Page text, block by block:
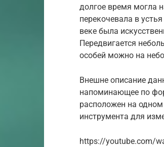
долгое время могла
перекочевала в
веке была
Передвигается
особей можно на
Внешне описание
напоминающее по
расположен на
инструмента для
https://youtube.com/